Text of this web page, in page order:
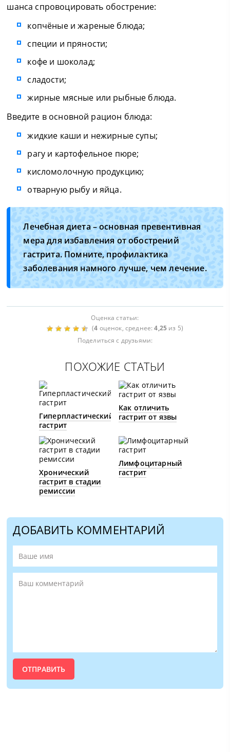
шанса спровоцировать обострение:
копчёные и жареные блюда;
специи и пряности;
кофе и шоколад;
сладости;
жирные мясные или рыбные блюда.
Введите в основной рацион блюда:
жидкие каши и нежирные супы;
рагу и картофельное пюре;
кисломолочную продукцию;
отварную рыбу и яйца.
Лечебная диета – основная превентивная
мера для избавления от обострений
гастрита. Помните, профилактика
заболевания намного лучше, чем лечение.
Оценка статьи:
(4 оценок, среднее:4,25 из 5)
Поделиться с друзьями:
ПОХОЖИЕ СТАТЬИ
Гиперпластический
гастрит
Как отличить
гастрит от язвы
Хронический
гастрит в стадии
ремиссии
Лимфоцитарный
гастрит
ДОБАВИТЬ КОММЕНТАРИЙ